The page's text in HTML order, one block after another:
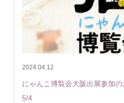
2024.04.12
にゃんこ博覧会大阪出展参加
5/4